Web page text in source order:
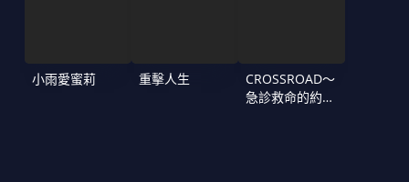
小雨愛蜜莉 重擊人生
CROSSROAD～
急診救命的約定